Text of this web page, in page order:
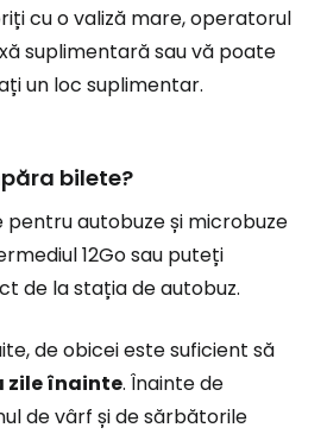
cu o valiză mare, operatorul
suplimentară sau vă poate
un loc suplimentar.
bilete?
autobuze și microbuze
12Go sau puteți
de la stația de autobuz.
de obicei este suficient să
zile înainte. Înainte de
de vârf și de sărbătorile